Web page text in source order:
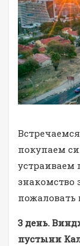
покупаем
пожаловать
3 день.
пустыни